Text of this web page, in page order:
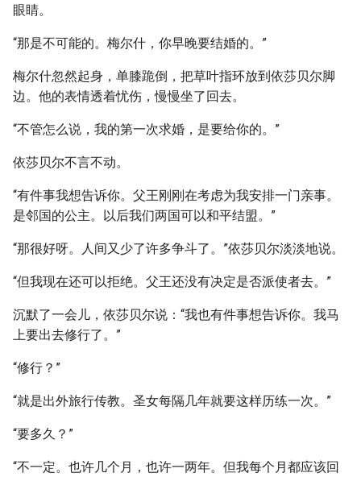
眼睛。
“那是不可能的。梅尔什，你早晚要结婚的。”
梅尔什忽然起身，单膝跪倒，把草叶指环放到依莎贝尔脚
边。他的表情透着忧伤，慢慢坐了回去。
“不管怎么说，我的第一次求婚，是要给你的。”
依莎贝尔不言不动。
“有件事我想告诉你。父王刚刚在考虑为我安排一门亲事。
是邻国的公主。以后我们两国可以和平结盟。”
“那很好呀。人间又少了许多争斗了。”依莎贝尔淡淡地说。
“但我现在还可以拒绝。父王还没有决定是否派使者去。”
沉默了一会儿，依莎贝尔说：“我也有件事想告诉你。我马
上要出去修行了。”
“修行？”
“就是出外旅行传教。圣女每隔几年就要这样历练一次。”
“要多久？”
“不一定。也许几个月，也许一两年。但我每个月都应该回